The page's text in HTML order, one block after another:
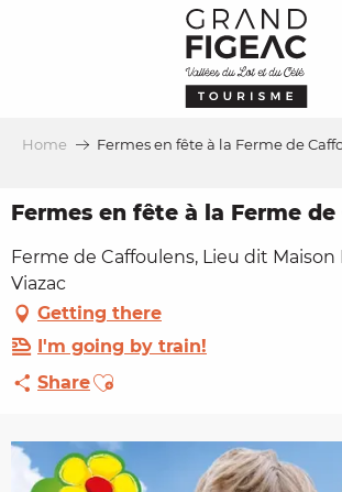
Home Fermes en fête à la Ferme de
Fermes en fête à la Ferme
Ferme de Caffoulens, Lieu dit Maison
Viazac
Getting there
I'm going by train!
ShareAjouter aux favoris